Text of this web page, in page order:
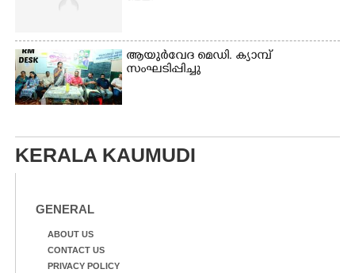
ആയുർവേദ മെഡി. ക്യാമ്പ്
സംഘടിപ്പിച്ചു
KERALA KAUMUDI
GENERAL
ABOUT US
CONTACT US
PRIVACY POLICY